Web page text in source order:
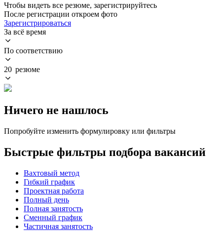
Чтобы видеть все резюме, зарегистрируйтесь
После регистрации откроем фото
Зарегистрироваться
За всё время
По соответствию
20 резюме
Ничего не нашлось
Попробуйте изменить формулировку или фильтры
Быстрые фильтры подбора вакансий
Вахтовый метод
Гибкий график
Проектная работа
Полный день
Полная занятость
Сменный график
Частичная занятость